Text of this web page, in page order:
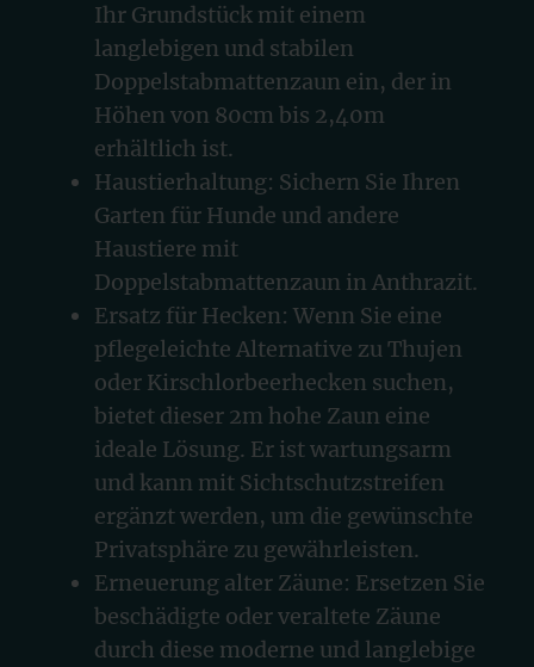
Ihr Grundstück mit einem
langlebigen und stabilen
Doppelstabmattenzaun ein, der in
Höhen von 80cm bis 2,40m
erhältlich ist.
Haustierhaltung: Sichern Sie Ihren
Garten für Hunde und andere
Haustiere mit
Doppelstabmattenzaun in Anthrazit.
Ersatz für Hecken: Wenn Sie eine
pflegeleichte Alternative zu Thujen
oder Kirschlorbeerhecken suchen,
bietet dieser 2m hohe Zaun eine
ideale Lösung. Er ist wartungsarm
und kann mit Sichtschutzstreifen
ergänzt werden, um die gewünschte
Privatsphäre zu gewährleisten.
Erneuerung alter Zäune: Ersetzen Sie
beschädigte oder veraltete Zäune
durch diese moderne und langlebige